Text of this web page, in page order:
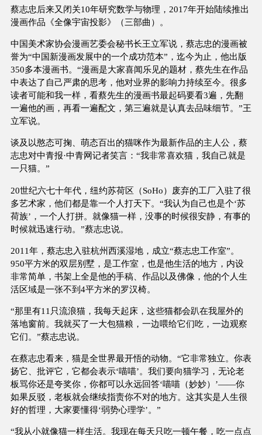
蔡志忠后来又闭关10年研究数学与物理，2017年开始陆续推出
漫画作品《全像宇宙投影》（三部曲）。
中国美术家协会漫画艺委会秘书长王立军说，蔡志忠的漫画被
誉为“中国新漫画发展中的一个成功范本”，迄今为止，他出版
350多本漫画书。“漫画是大家喜闻乐见的题材，蔡先生在作品
中表达了自己严肃的思考，他对业界的影响力持续至今。很多
读者可能和我一样，看蔡先生的漫画书最起码要看3遍，先翻
一遍他的画，再看一遍配文，第三遍就是认真去品味细节。”王
立军说。
谈及以憨态可掬、萌态百出的猫咪作为最新作品的主人公，蔡
志忠对中青报·中青网记者笑言：“我非常喜欢猫，我自己就是
一只猫。”
20世纪六七十年代，纽约苏荷区（SoHo）废弃的工厂入驻了很
多艺术家，他们都是靠一个人打天下。“我认为自己也是个‘苏
荷族’，一个人打拼。就像猫一样，没事的时候很安静，有事的
时候就迅速行动。”蔡志忠说。
2011年，蔡志忠入驻杭州西溪湿地，成立“蔡志忠工作室”。
950平方米的双层别墅，是工作室，也是他生活的地方，内设
非常简单，书架上全是他的手稿、作品以及佛像，他的个人生
活区域是一张不到4平方米的罗汉椅。
“那里有11只流浪猫，我每天起床，这些猫都会趴在我屋外的
落地窗前。我就买了一大包猫粮，一边喂给它们吃，一边观察
它们。”蔡志忠说。
在蔡志忠看来，猫是全世界最开悟的动物。“它非常独立。你表
扬它、批评它，它都会表示‘喵喵’。我们要向猫学习，无论老
板骂你还是夸奖你，你都可以永远回答‘喵喵（妙妙）’——你
如果反驳，老板就会继续指责你不对的地方。这其实是人生很
好的哲理，大家要懂得‘弱势心理学’。”
“我从小就像猫一样生活。我现在每天只吃一顿午餐，吃一点点